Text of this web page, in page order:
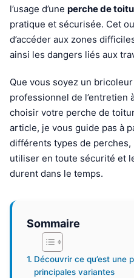
l’usage d’une perche de
pratique et sécurisée. Cet
d’accéder aux zones
ainsi les dangers liés aux
Que vous soyez un
professionnel de l’entretien
choisir votre perche de
article, je vous guide pas à
différents types de
utiliser en toute sécurité et
durent dans le temps.
Sommaire
Découvrir ce qu’est une
principales variantes